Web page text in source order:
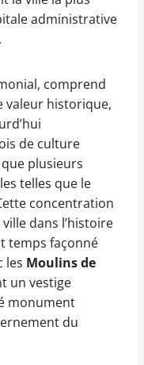
administrative
comprend
valeur historique,
de culture
plusieurs
telles que le
concentration
dans l’histoire
temps façonné
les Moulins de
un vestige
monument
du